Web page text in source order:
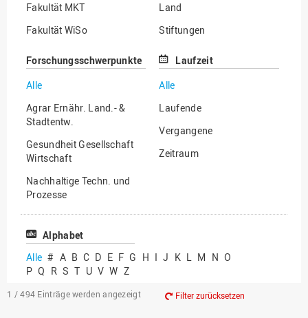
Fakultät MKT
Fakultät WiSo
Land
Stiftungen
Sonstige
Forschungsschwerpunkte
Alle
Agrar Ernähr. Land.- &
Stadtentw.
Gesundheit Gesellschaft
Wirtschaft
Nachhaltige Techn. und
Prozesse
Vielfältiges Forschen
Laufzeit
Alle
Laufende
Vergangene
Zeitraum
Alphabet
Alle # A B C D E F G H I J K L M N O
P Q R S T U V W Z
1 / 494 Einträge werden angezeigt Filter zurücksetzen